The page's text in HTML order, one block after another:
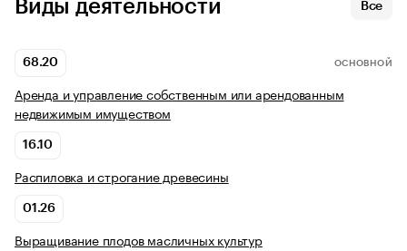
Виды деятельности Все
68.20 ОСНОВНОЙ
Аренда и управление собственным или арендованным
недвижимым имуществом
16.10
Распиловка и строгание древесины
01.26
Выращивание плодов масличных культур